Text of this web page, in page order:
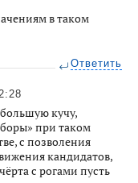
в таком
Ответить
кучу,
при таком
с позволения
кандидатов,
с рогами пусть